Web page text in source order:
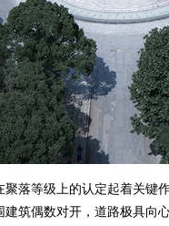
落等级上的认定起着关键
筑偶数对开，道路极具向